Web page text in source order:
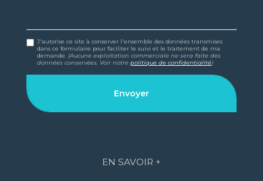
J'autorise ce site à conserver l'ensemble des données transmises
dans ce formulaire pour faciliter le suivi et le traitement de ma
demande. (Aucune exploitation commerciale ne sera faite des
données conservées. Voir notrepolitique de confidentialité)
EN SAVOIR +